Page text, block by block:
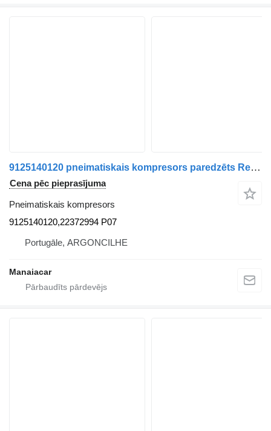
9125140120 pneimatiskais kompresors paredzēts Renault Premium 2 | 05 kravas automašīnas
Cena pēc pieprasījuma
Pneimatiskais kompresors
9125140120,22372994 P07
Portugāle, ARGONCILHE
Manaiacar